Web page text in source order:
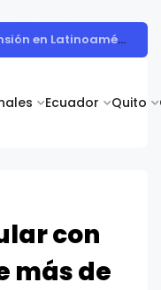
Ecuador Quito
Todohogar entregó los premios a la ganadora de la campaña “Puertatlón Futbolero”
con
más de